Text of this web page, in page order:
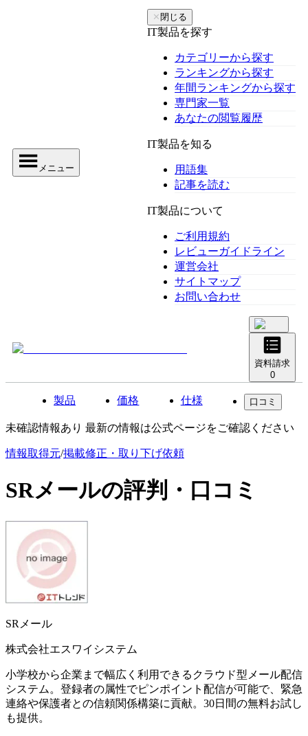
メニュー
✕ 閉じる
IT製品を探す
カテゴリーから探す
ランキングから探す
年間ランキングから探す
専門家一覧
あなたの閲覧履歴
IT製品を知る
用語集
記事を読む
IT製品について
ご利用規約
レビューガイドライン
運営会社
サイトマップ
お問い合わせ
資料請求
0
製品 価格 仕様 口コミ
未確認情報あり 最新の情報は公式ページをご確認ください
情報取得元/掲載修正・取り下げ依頼
SRメールの評判・口コミ
SRメール
株式会社エスワイシステム
小学校から企業まで幅広く利用できるクラウド型メール配信
システム。登録者の属性でピンポイント配信が可能で、緊急
連絡や保護者との信頼関係構築に貢献。30日間の無料お試し
も提供。